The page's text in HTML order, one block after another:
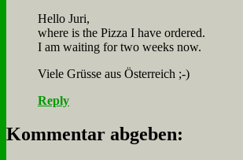
Hel­lo Ju­ri,
whe­re is the Piz­za I have or­de­red.
I am wai­ting for two weeks now.
Vie­le Grü­sse aus Öster­reich ;-)
Reply
Kommentar abgeben: